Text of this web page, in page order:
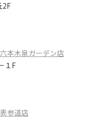
2F
本木泉ガーデン店
１F
参道店